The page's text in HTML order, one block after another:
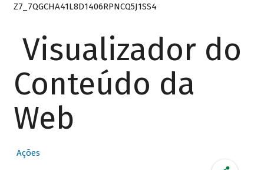
Z7_7QGCHA41L8D1406RPNCQ5J1SS4
Visualizador do
Conteúdo da
Web
Ações